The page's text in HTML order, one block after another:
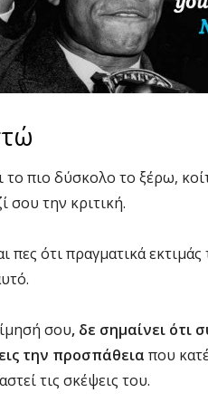
το πιο δύσκολο το ξέρω,
σου την κριτική.
πες ότι πραγματικά
σου, δε σημαίνει ότι
την προσπάθεια που
τις σκέψεις του.